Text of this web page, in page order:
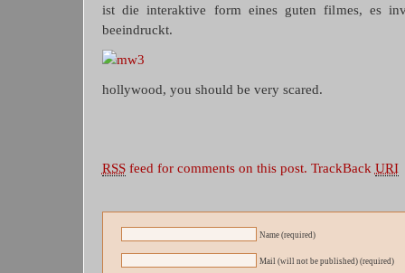
ist die interaktive form eines guten filmes, es
beeindruckt.
hollywood, you should be very scared.
RSSfeed for comments on this post. TrackBack URI
Name (required)
Mail (will not be published) (required)